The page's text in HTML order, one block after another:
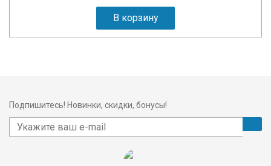
В корзину
Подпишитесь! Новинки, скидки, бонусы!